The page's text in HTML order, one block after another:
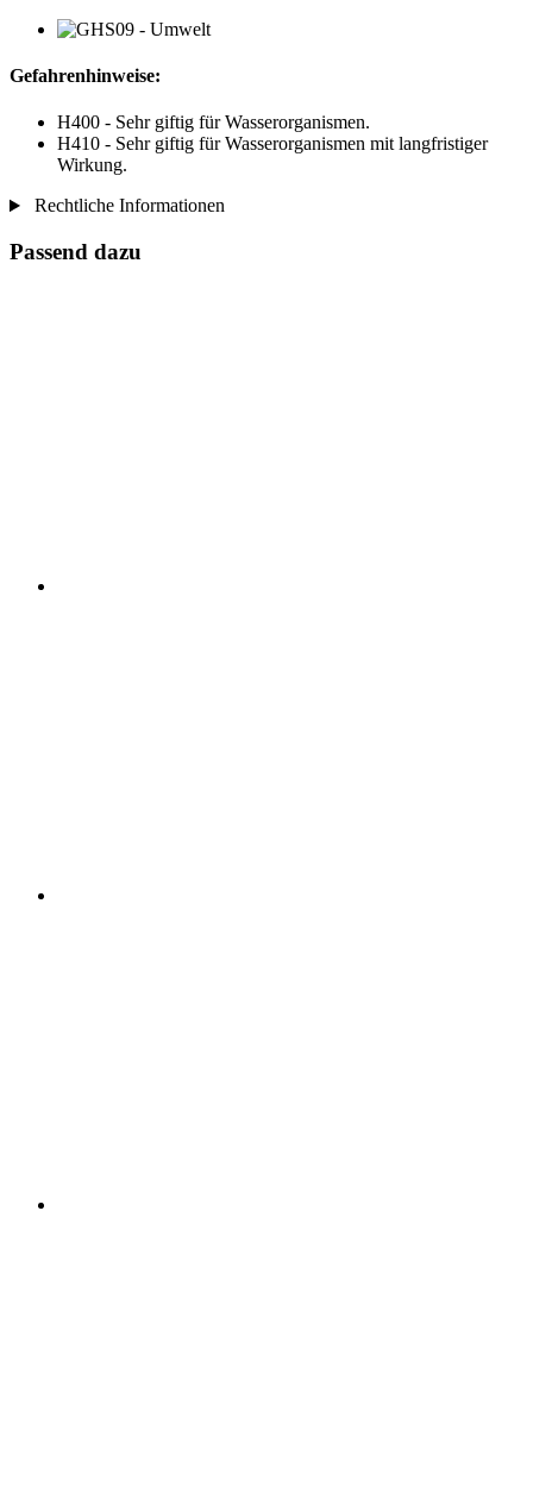
Gefahrenhinweise:
H400 - Sehr giftig für Wasserorganismen.
H410 - Sehr giftig für Wasserorganismen mit langfristiger
Wirkung.
Rechtliche Informationen
Passend dazu